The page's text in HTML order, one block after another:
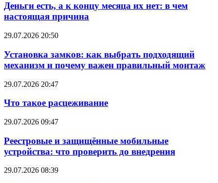
Деньги есть, а к концу месяца их нет: в чем
настоящая причина
29.07.2026 20:50
Установка замков: как выбрать подходящий
механизм и почему важен правильный монтаж
29.07.2026 20:47
Что такое расцеживание
29.07.2026 09:47
Реестровые и защищённые мобильные
устройства: что проверить до внедрения
29.07.2026 08:39